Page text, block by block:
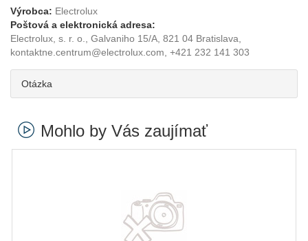
Výrobca: Electrolux
Poštová a elektronická adresa:
Electrolux, s. r. o., Galvaniho 15/A, 821 04 Bratislava,
kontaktne.centrum@electrolux.com, +421 232 141 303
Otázka
Mohlo by Vás zaujímať